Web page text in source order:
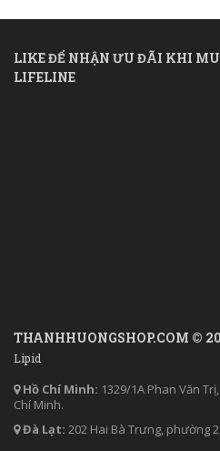
LIKE ĐỂ NHẬN ƯU ĐÃI KHI
LIFELINE
THANHHUONGSHOP.COM ©
Lipid
Hồ Chí Minh: 1329/1A Phan Văn
Chí Minh.
Đà Lạt: 202 Hai Bà Trưng, phường